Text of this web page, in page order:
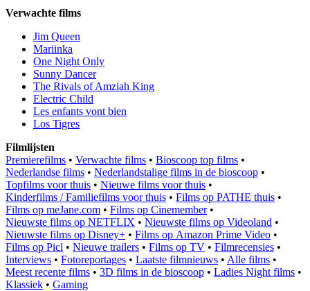
Verwachte films
Jim Queen
Mariinka
One Night Only
Sunny Dancer
The Rivals of Amziah King
Electric Child
Les enfants vont bien
Los Tigres
Filmlijsten
Premierefilms • Verwachte films • Bioscoop top films •
Nederlandse films • Nederlandstalige films in de bioscoop •
Topfilms voor thuis • Nieuwe films voor thuis •
Kinderfilms / Familiefilms voor thuis • Films op PATHE thuis •
Films op meJane.com • Films op Cinemember•
Nieuwste films op NETFLIX • Nieuwste films op Videoland •
Nieuwste films op Disney+ • Films op Amazon Prime Video •
Films op Picl • Nieuwe trailers • Films op TV • Filmrecensies •
Interviews • Fotoreportages • Laatste filmnieuws • Alle films •
Meest recente films • 3D films in de bioscoop • Ladies Night films •
Klassiek • Gaming